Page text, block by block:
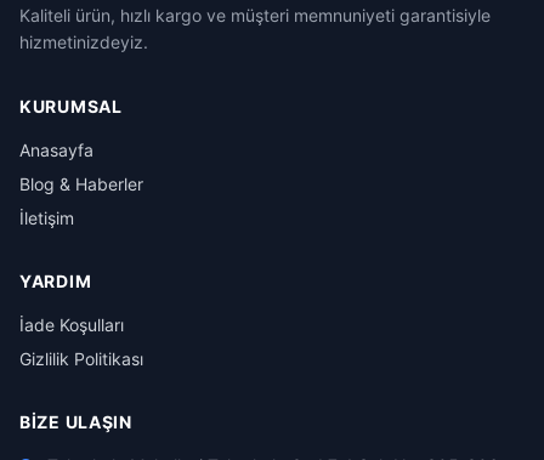
Kaliteli ürün, hızlı kargo ve müşteri memnuniyeti garantisiyle
hizmetinizdeyiz.
KURUMSAL
Anasayfa
Blog & Haberler
İletişim
YARDIM
İade Koşulları
Gizlilik Politikası
BIZE ULAŞIN